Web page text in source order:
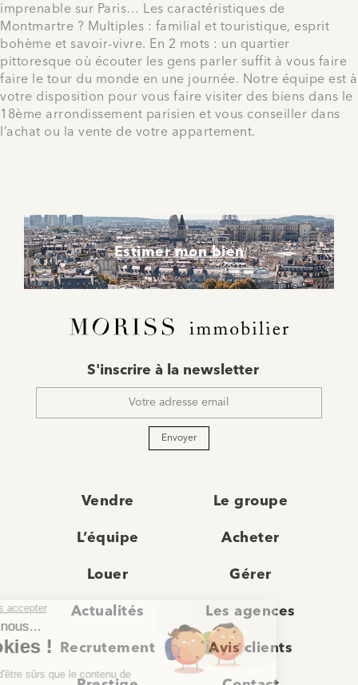
imprenable sur Paris… Les caractéristiques de
Montmartre ? Multiples : familial et touristique, esprit
bohème et savoir-vivre. En 2 mots : un quartier
pittoresque où écouter les gens parler suffit à vous faire
faire le tour du monde en une journée. Notre équipe est à
votre disposition pour vous faire visiter des biens dans le
18ème arrondissement parisien et vous conseiller dans
l’achat ou la vente de votre appartement.
Estimer mon bien
mail
S'inscrire à la newsletter
Envoyer
Vendre Le groupe
L’équipe Acheter
Louer Gérer
Actualités Les agences
Recrutement Avis clients